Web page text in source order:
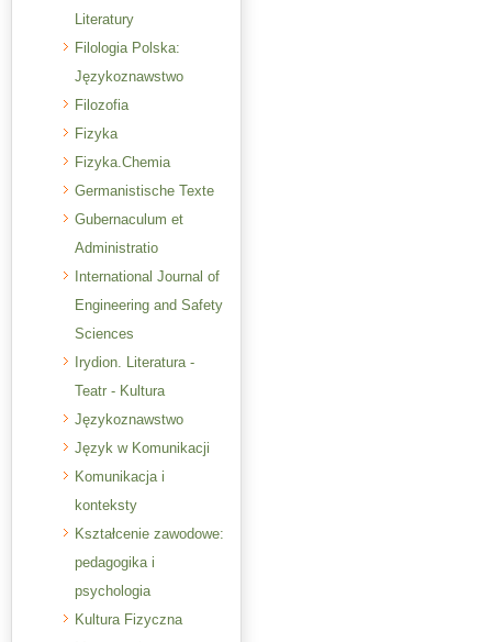
Literatury
Filologia Polska:
Językoznawstwo
Filozofia
Fizyka
Fizyka.Chemia
Germanistische Texte
Gubernaculum et
Administratio
International Journal of
Engineering and Safety
Sciences
Irydion. Literatura -
Teatr - Kultura
Językoznawstwo
Język w Komunikacji
Komunikacja i
konteksty
Kształcenie zawodowe:
pedagogika i
psychologia
Kultura Fizyczna